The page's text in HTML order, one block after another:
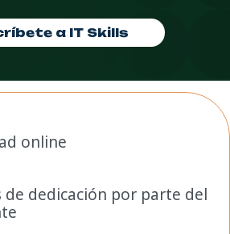
a IT Skills
online
de dedicación por parte del